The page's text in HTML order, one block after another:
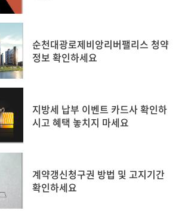
순천대광로제비앙리버팰리스 청약
정보 확인하세요
지방세 납부 이벤트 카드사 확인하
시고 혜택 놓치지 마세요
계약갱신청구권 방법 및 고지기간
확인하세요